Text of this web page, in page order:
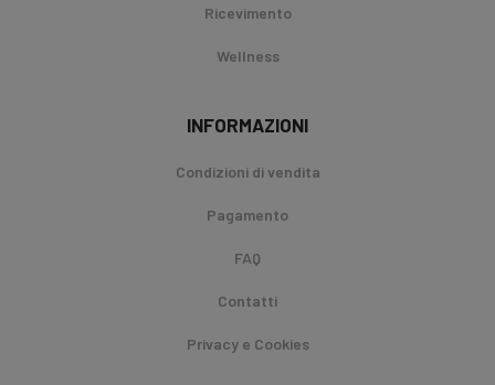
Ricevimento
Wellness
INFORMAZIONI
Condizioni di vendita
Pagamento
FAQ
Contatti
Privacy e Cookies